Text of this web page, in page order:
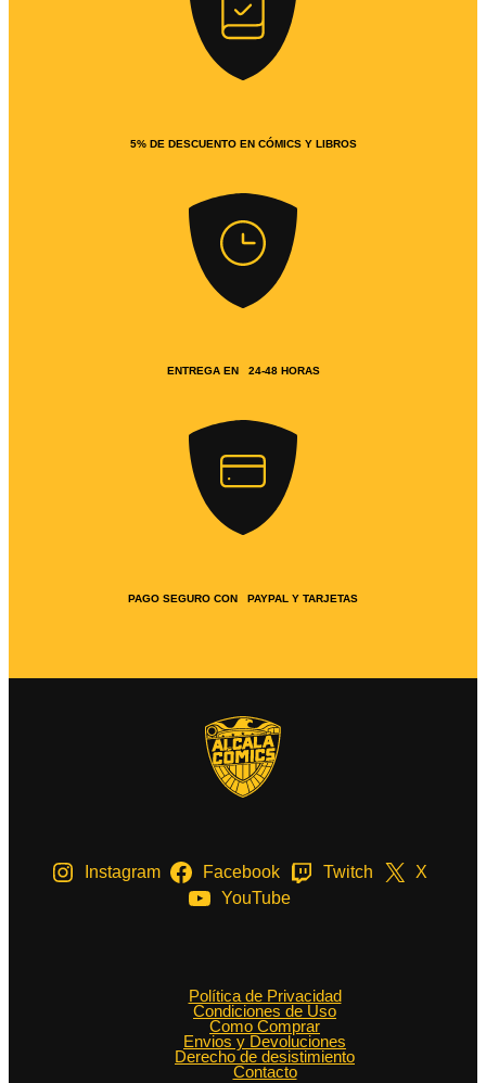
5% DE DESCUENTO EN CÓMICS Y LIBROS
ENTREGA EN 24-48 HORAS
PAGO SEGURO CON PAYPAL Y TARJETAS
Instagram Facebook Twitch
X
YouTube
Política de Privacidad
Condiciones de Uso
Como Comprar
Envios y Devoluciones
Derecho de desistimiento
Contacto